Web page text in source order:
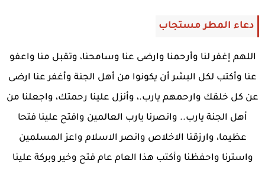
دعاء المطر مستجاب
اللهم إغفر لنا وأرحمنا وارضى عنا وسامحنا، وتقبل منا واعفو
عنا وأكتب لكل البشر أن يكونوا من أهل الجنة وأغفر عنا ارضى
عن كل خلقك وارحمهم يارب.، وأنزل علينا رحمتك، واجعلنا من
أهل الجنة يارب.. وانصرنا يارب العالمين وافتح علينا فتحا
عظيما، وارزقنا الاخلاص وانصر الاسلام واعز المسلمين
واسترنا واحفظنا وأكتب هذا العام عام فتح وخير وبركة علينا